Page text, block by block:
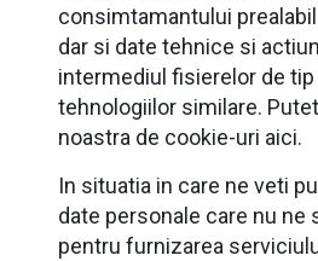
consimtamantului
dar si date tehnice si
intermediul fisierelor de
tehnologiilor similare.
noastra de cookie-uri aici.
In situatia in care ne veti
date personale care nu ne
pentru furnizarea